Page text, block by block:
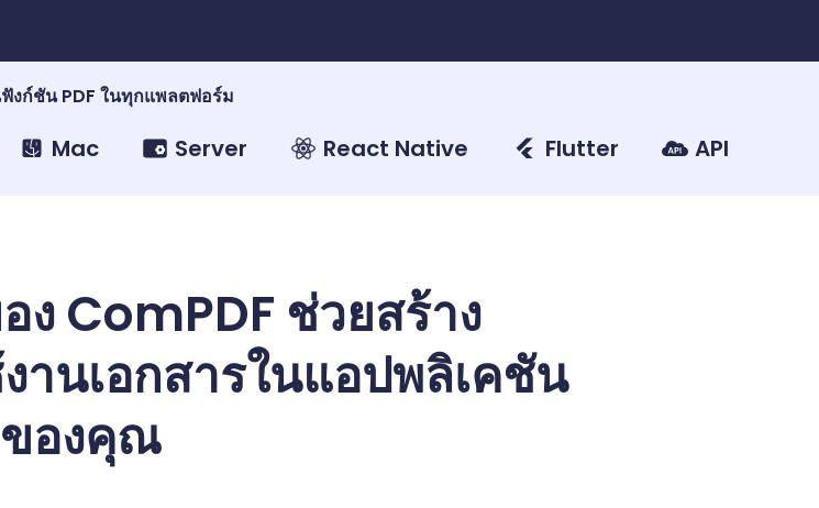
งก์ชัน PDF ในทุกแพลตฟอร์ม
Mac Server React Native Flutter API
ComPDF ช่วยสร้าง
านเอกสารในแอปพลิเคชัน
ของคุณ